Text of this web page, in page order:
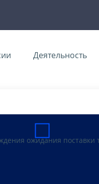
Деятельность
ожидания поставки